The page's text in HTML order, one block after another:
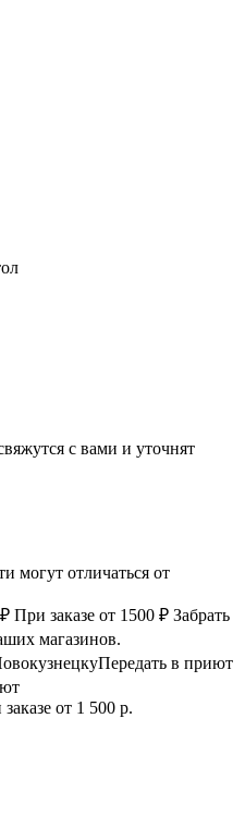
с вами и уточнят
могут отличаться от
При заказе от 1500 ₽ Забрать
магазинов.
Передать в приют
от 1 500 р.